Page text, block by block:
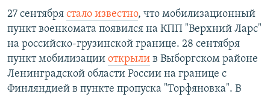
27 сентября стало известно, что мобилизационный
пункт военкомата появился на КПП "Верхний Ларс"
на российско-грузинской границе. 28 сентября
пункт мобилизации открыли в Выборгском районе
Ленинградской области России на границе с
Финляндией в пункте пропуска "Торфяновка". В